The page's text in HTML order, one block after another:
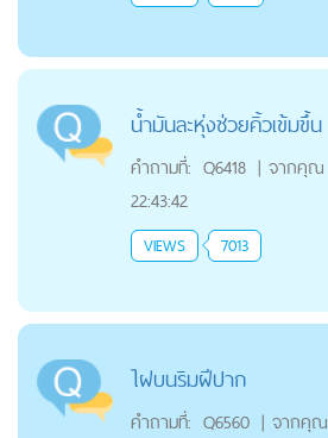
น้ำมันละหุ่งช่วยคิ้วเข้มขึ้น
คำถามที่: Q6418 | จากคุณ
22:43:42
VIEWS 7013
ไฝบนริมฝีปาก
คำถามที่: Q6560 | จากคุณ